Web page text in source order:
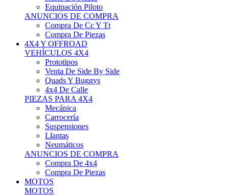
ANUNCIOS DE COMPRA
Compra De Cc Y Tt
Compra De Piezas
4X4 Y OFFROAD
VEHÍCULOS 4X4
Prototipos
Venta De Side By Side
Quads Y Buggys
4x4 De Calle
PIEZAS PARA 4X4
Mecánica
Carrocería
Suspensiones
Llantas
Neumáticos
ANUNCIOS DE COMPRA
Compra De 4x4
Compra De Piezas
MOTOS
MOTOS
Motos De Circuito